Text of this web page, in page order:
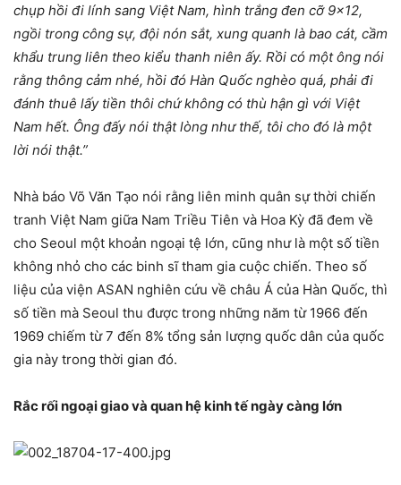
chụp hồi đi lính sang Việt Nam, hình trắng đen cỡ 9×12,
ngồi trong công sự, đội nón sắt, xung quanh là bao cát, cầm
khẩu trung liên theo kiểu thanh niên ấy. Rồi có một ông nói
rằng thông cảm nhé, hồi đó Hàn Quốc nghèo quá, phải đi
đánh thuê lấy tiền thôi chứ không có thù hận gì với Việt
Nam hết. Ông đấy nói thật lòng như thế, tôi cho đó là một
lời nói thật.”
Nhà báo Võ Văn Tạo nói rằng liên minh quân sự thời chiến
tranh Việt Nam giữa Nam Triều Tiên và Hoa Kỳ đã đem về
cho Seoul một khoản ngoại tệ lớn, cũng như là một số tiền
không nhỏ cho các binh sĩ tham gia cuộc chiến. Theo số
liệu của viện ASAN nghiên cứu về châu Á của Hàn Quốc, thì
số tiền mà Seoul thu được trong những năm từ 1966 đến
1969 chiếm từ 7 đến 8% tổng sản lượng quốc dân của quốc
gia này trong thời gian đó.
Rắc rối ngoại giao và quan hệ kinh tế ngày càng lớn